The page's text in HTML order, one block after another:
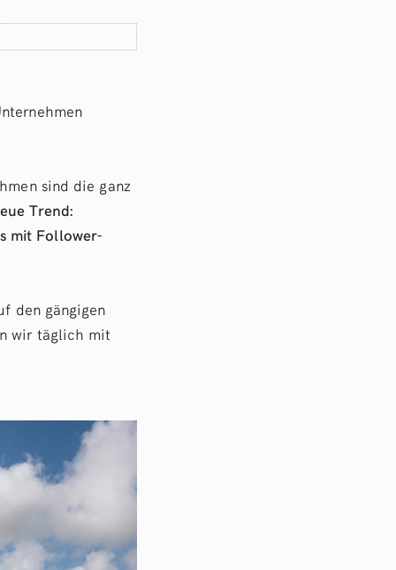
sind die ganz
Trend:
mit Follower-
den gängigen
wir täglich mit